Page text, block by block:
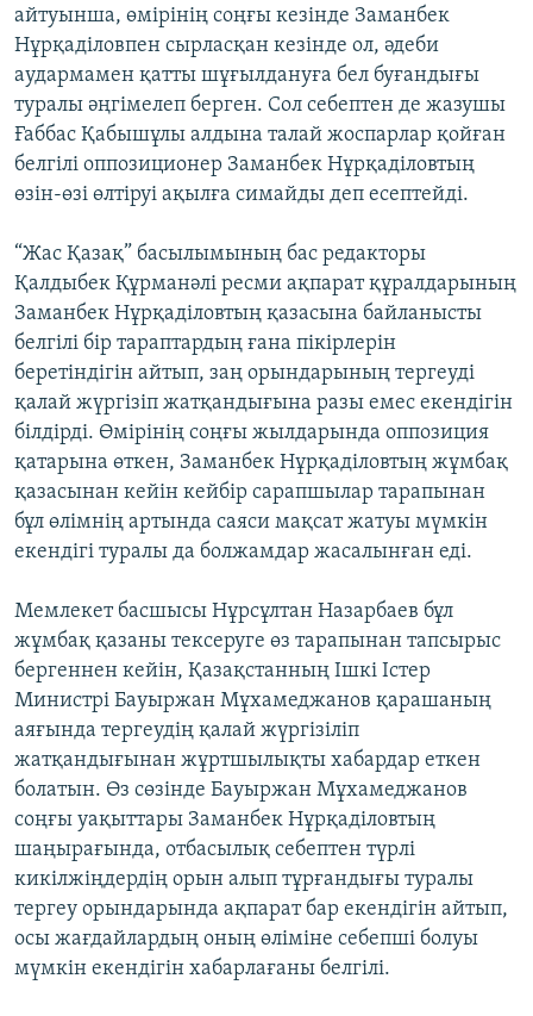
айтуынша, өмірінің соңғы кезінде Заманбек
Нұрқаділовпен сырласқан кезінде ол, әдеби
аудармамен қатты шұғылдануға бел буғандығы
туралы әңгімелеп берген. Сол себептен де жазушы
Ғаббас Қабышұлы алдына талай жоспарлар қойған
белгілі оппозиционер Заманбек Нұрқаділовтың
өзін-өзі өлтіруі ақылға симайды деп есептейді.
“Жас Қазақ” басылымының бас редакторы
Қалдыбек Құрманәлі ресми ақпарат құралдарының
Заманбек Нұрқаділовтың қазасына байланысты
белгілі бір тараптардың ғана пікірлерін
беретіндігін айтып, заң орындарының тергеуді
қалай жүргізіп жатқандығына разы емес екендігін
білдірді. Өмірінің соңғы жылдарында оппозиция
қатарына өткен, Заманбек Нұрқаділовтың жұмбақ
қазасынан кейін кейбір сарапшылар тарапынан
бұл өлімнің артында саяси мақсат жатуы мүмкін
екендігі туралы да болжамдар жасалынған еді.
Мемлекет басшысы Нұрсұлтан Назарбаев бұл
жұмбақ қазаны тексеруге өз тарапынан тапсырыс
бергеннен кейін, Қазақстанның Ішкі Істер
Министрі Бауыржан Мұхамеджанов қарашаның
аяғында тергеудің қалай жүргізіліп
жатқандығынан жұртшылықты хабардар еткен
болатын. Өз сөзінде Бауыржан Мұхамеджанов
соңғы уақыттары Заманбек Нұрқаділовтың
шаңырағында, отбасылық себептен түрлі
кикілжіңдердің орын алып тұрғандығы туралы
тергеу орындарында ақпарат бар екендігін айтып,
осы жағдайлардың оның өліміне себепші болуы
мүмкін екендігін хабарлағаны белгілі.